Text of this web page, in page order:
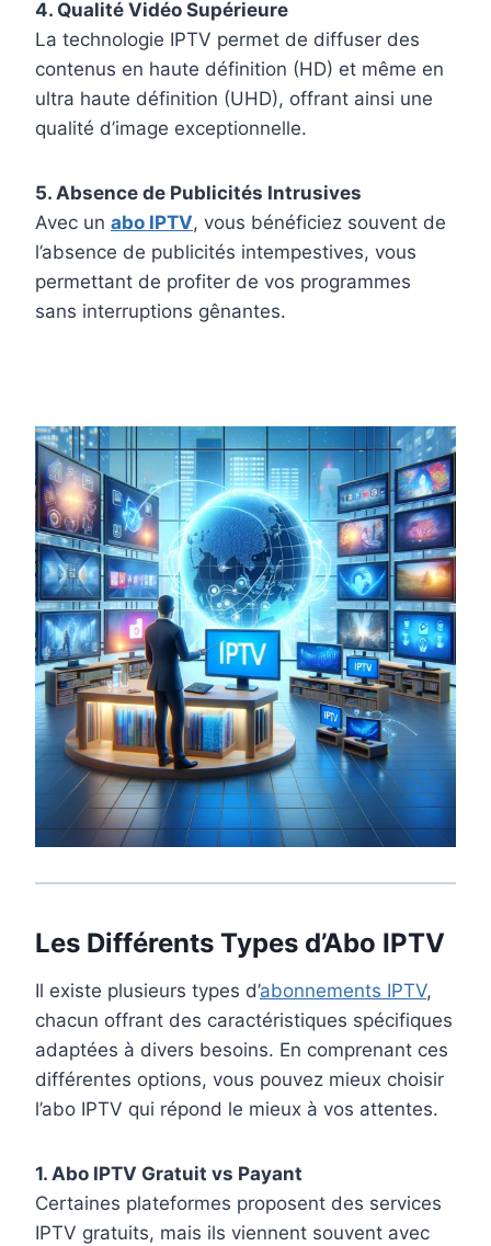
4. Qualité Vidéo Supérieure
La technologie IPTV permet de diffuser des
contenus en haute définition (HD) et même en
ultra haute définition (UHD), offrant ainsi une
qualité d’image exceptionnelle.
5. Absence de Publicités Intrusives
Avec un abo IPTV, vous bénéficiez souvent de
l’absence de publicités intempestives, vous
permettant de profiter de vos programmes
sans interruptions gênantes.
Les Différents Types d’Abo IPTV
Il existe plusieurs types d’abonnements IPTV,
chacun offrant des caractéristiques spécifiques
adaptées à divers besoins. En comprenant ces
différentes options, vous pouvez mieux choisir
l’abo IPTV qui répond le mieux à vos attentes.
1. Abo IPTV Gratuit vs Payant
Certaines plateformes proposent des services
IPTV gratuits, mais ils viennent souvent avec